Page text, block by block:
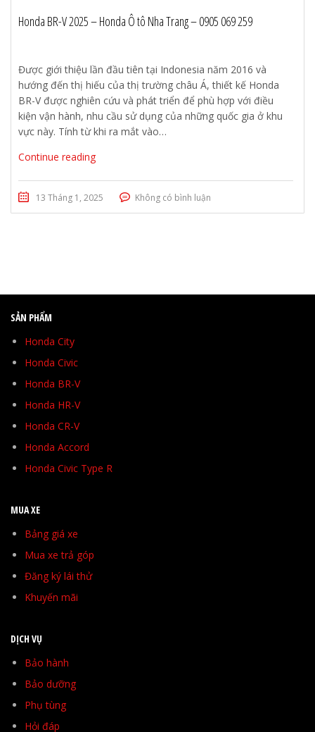
Honda BR-V 2025 – Honda Ô tô Nha Trang – 0905 069 259
Được giới thiệu lần đầu tiên tại Indonesia năm 2016 và
hướng đến thị hiếu của thị trường châu Á, thiết kế Honda
BR-V được nghiên cứu và phát triển để phù hợp với điều
kiện vận hành, nhu cầu sử dụng của những quốc gia ở khu
vực này. Tính từ khi ra mắt vào…
Continue reading
13 Tháng 1, 2025 Không có bình luận
SẢN PHẨM
Honda City
Honda Civic
Honda BR-V
Honda HR-V
Honda CR-V
Honda Accord
Honda Civic Type R
MUA XE
Bảng giá xe
Mua xe trả góp
Đăng ký lái thử
Khuyến mãi
DỊCH VỤ
Bảo hành
Bảo dưỡng
Phụ tùng
Hỏi đáp